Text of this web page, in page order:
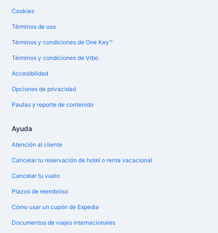
Cookies
Términos de uso
Términos y condiciones de One Key™
Términos y condiciones de Vrbo
Accesibilidad
Opciones de privacidad
Pautas y reporte de contenido
Ayuda
Atención al cliente
Cancelar tu reservación de hotel o renta vacacional
Cancelar tu vuelo
Plazos de reembolso
Cómo usar un cupón de Expedia
Documentos de viajes internacionales